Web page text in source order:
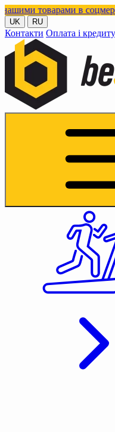
в соцмережах та
UK RU
Контакти Оплата і